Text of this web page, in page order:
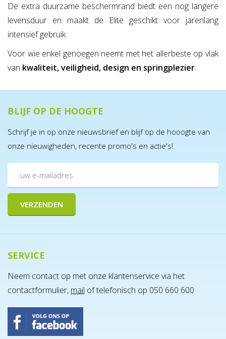
De extra duurzame beschermrand biedt een nog langere
levensduur en maakt de Elite geschikt voor jarenlang
intensief gebruik.
Voor wie enkel genoegen neemt met het allerbeste op vlak
van kwaliteit, veiligheid, design en springplezier.
BLIJF OP DE HOOGTE
Schrijf je in op onze nieuwsbrief en blijf op de hooogte van
onze nieuwigheden, recente promo's en actie's!
SERVICE
Neem contact op met onze klantenservice via het
contactformulier, mail of telefonisch op 050 660 600